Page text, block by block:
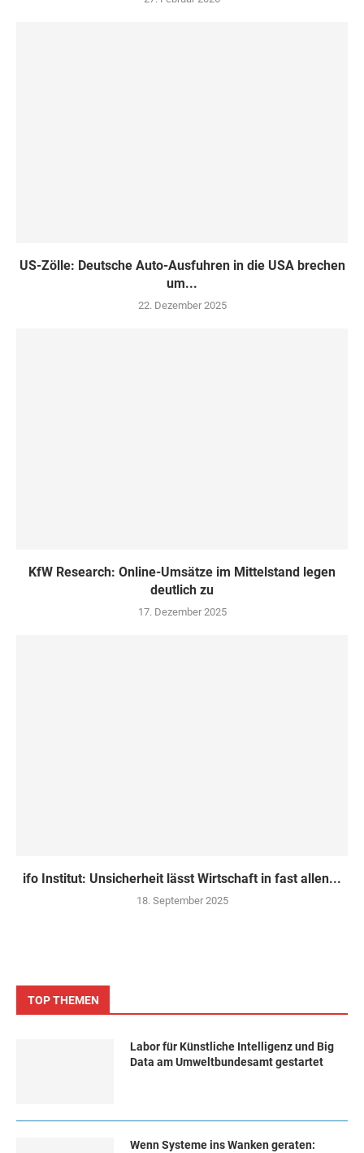
US-Zölle: Deutsche Auto-Ausfuhren in die USA brechen
um...
22. Dezember 2025
KfW Research: Online-Umsätze im Mittelstand legen
deutlich zu
17. Dezember 2025
ifo Institut: Unsicherheit lässt Wirtschaft in fast allen...
18. September 2025
TOP THEMEN
Labor für Künstliche Intelligenz und Big
Data am Umweltbundesamt gestartet
Wenn Systeme ins Wanken geraten: